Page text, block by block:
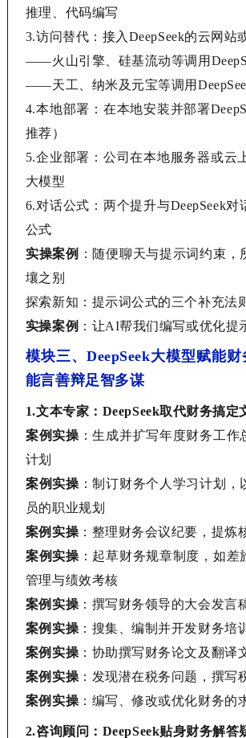
推理、代码编写
3.访问替代：接入 DeepSeek的云网站
——火山引擎、硅基流动等调用
——天工、纳米及元宝等调用
4.本地部署：在本地安装并部署
推荐）
5.企业部署：公司在本地服务器或云
大模型
6.对话公式：两个提升与DeepSeek
公式
实操案例
：随便聊天与提示词约束，
壤之别
探索新知：提示词公式的三个补充法
实操案例 ：让AI帮我们编写或优化提
模块三、DeepSeek大模型赋能财
能言善辩足智多谋
1.文本专家： DeepSeek取代财务搞定
案例实操 ：生成并扩写年度财务工作
计划
案例实操 ：制订财务个人学习计划，
员的职业规划
案例实操 ：整理财务会议纪要，提炼
案例实操 ：起草财务规章制度，如差
管理与绩效考核
案例实操 ：撰写财务领导的大会发言
案例实操 ：搜集、编制并开发财务培
案例实操 ：协助撰写财务论文及翻译
案例实操 ：发现潜在税务问题，撰写
案例实操 ：编写、修改或优化财务的
2.咨询顾问： DeepSeek贴身财务解答